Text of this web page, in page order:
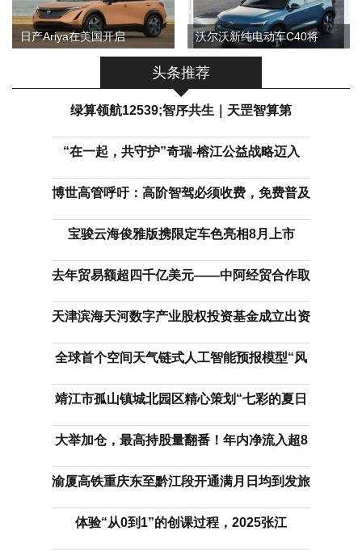
日产Ariya在美国开启 沃尔沃新纯电动车C40将
头条推荐
绿算领航12539;智序共生｜天罡智算第
“在一起，共守护”奇瑞-榕江公益战略迈入
博世高管呼吁：高阶智驾必须收费，免费普及
宝骏云海俊雅版携限定车色亮相8月上市
去年贸易额超四千亿美元——中阿经贸合作取
天津滨海天河数字产业股权投资基金成立出资
全球首个空间天气链式人工智能预报模型“风
靖江市孤山镇城北园区精心策划“七彩的夏日
大举加仓，最高持股量翻番！年内净流入超8
渝厦高铁重庆东至黔江段开通满月日均到发旅
体验“从0到1”的创课过程，2025张江